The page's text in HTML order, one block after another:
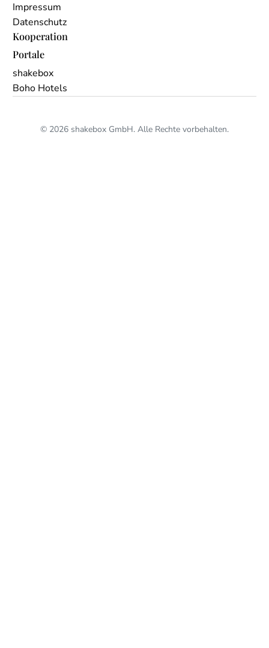
Impressum
Datenschutz
Kooperation
Portale
shakebox
Boho Hotels
© 2026 shakebox GmbH. Alle Rechte vorbehalten.